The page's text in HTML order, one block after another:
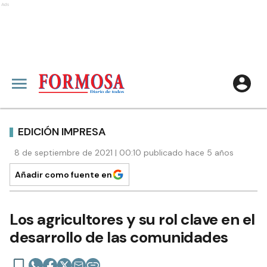
Ads
EDICIÓN IMPRESA
8 de septiembre de 2021 | 00:10 publicado hace 5 años
Añadir como fuente en
Los agricultores y su rol clave en el
desarrollo de las comunidades